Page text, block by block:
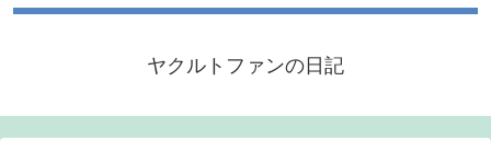
ヤクルトファンの日記